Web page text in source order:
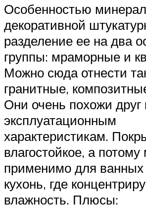
Особенностью
декоративной
разделение ее на два
группы: мраморные и
Можно сюда отнести
гранитные,
Они очень похожи друг
эксплуатационным
характеристикам.
влагостойкое, а
применимо для
кухонь, где
влажность. Плюсы: